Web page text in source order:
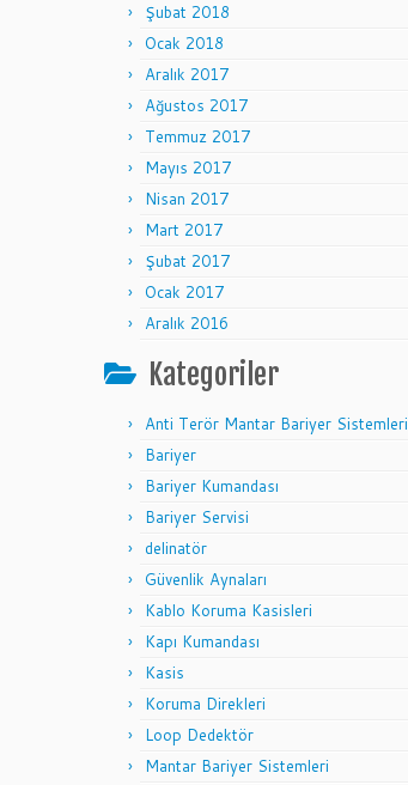
Şubat 2018
Ocak 2018
Aralık 2017
Ağustos 2017
Temmuz 2017
Mayıs 2017
Nisan 2017
Mart 2017
Şubat 2017
Ocak 2017
Aralık 2016
Kategoriler
Anti Terör Mantar Bariyer Sistemleri
Bariyer
Bariyer Kumandası
Bariyer Servisi
delinatör
Güvenlik Aynaları
Kablo Koruma Kasisleri
Kapı Kumandası
Kasis
Koruma Direkleri
Loop Dedektör
Mantar Bariyer Sistemleri